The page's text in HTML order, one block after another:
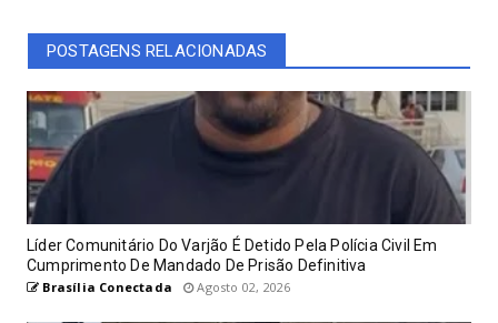
POSTAGENS RELACIONADAS
Líder Comunitário Do Varjão É Detido Pela Polícia Civil Em
Cumprimento De Mandado De Prisão Definitiva
Brasília Conectada Agosto 02, 2026